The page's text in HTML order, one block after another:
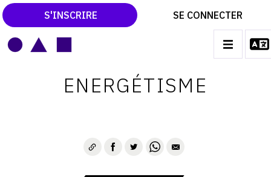
S'INSCRIRE SE CONNECTER
CATALOGUES RAISONNÉS
LES VERNISSAGES
ENERGÉTISME